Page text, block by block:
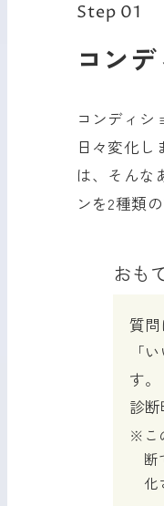
Step 01
コン
コンディシ
日々変化し
は、そんな
ンを2種類
おも
質問
「
す。
診断
断
化